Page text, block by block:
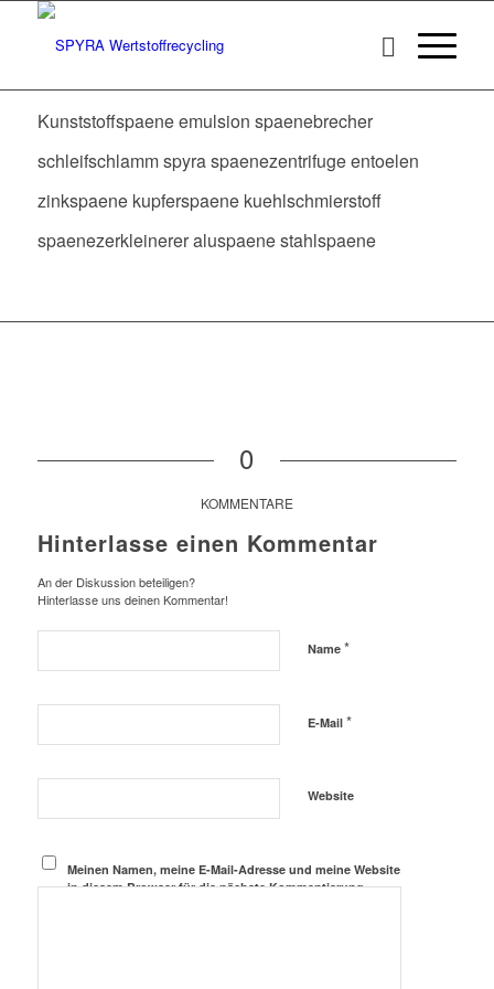
Kunststoffspaene emulsion spaenebrecher
schleifschlamm spyra spaenezentrifuge entoelen
zinkspaene kupferspaene kuehlschmierstoff
spaenezerkleinerer aluspaene stahlspaene
0
KOMMENTARE
Hinterlasse einen Kommentar
An der Diskussion beteiligen?
Hinterlasse uns deinen Kommentar!
Name *
E-Mail *
Website
Meinen Namen, meine E-Mail-Adresse und meine Website
in diesem Browser für die nächste Kommentierung